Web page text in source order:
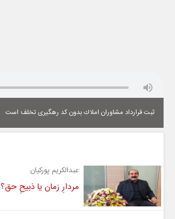
ثبت قرارداد مشاوران املاك بدون كد رهگیری تخلف است
عبدالکریم پورکیان
مردارِ زمان یا ذبیحِ حق؟